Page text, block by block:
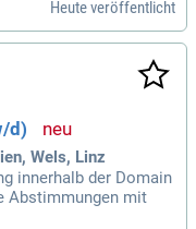
Heute veröffentlicht
d)
Wels, Linz
innerhalb der Domain
Abstimmungen mit